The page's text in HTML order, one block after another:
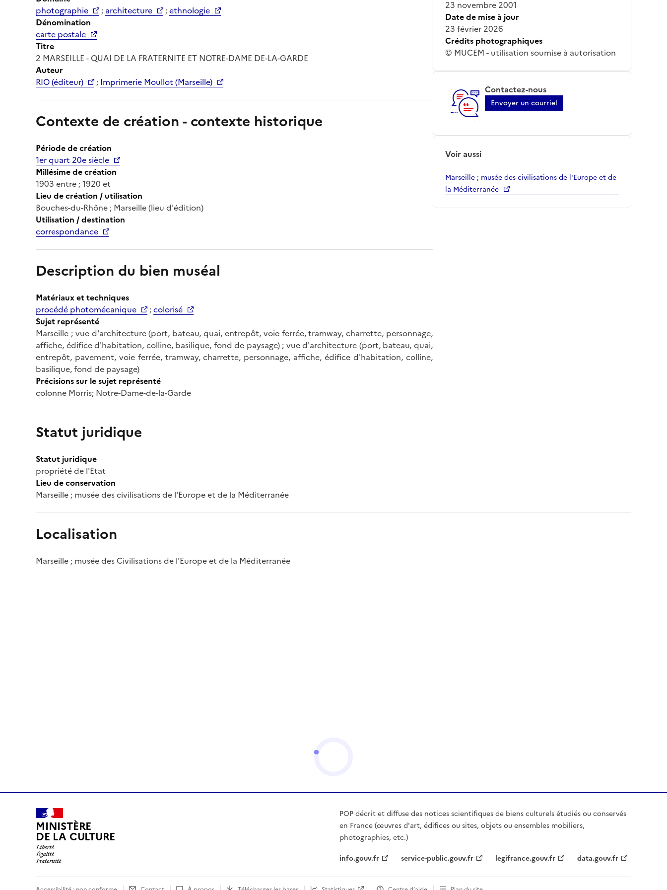
photographie
; architecture ;ethnologie
Dénomination
carte postale
Titre
2 MARSEILLE - QUAI DE LA FRATERNITE ET NOTRE-DAME DE-LA-GARDE
Auteur
RIO (éditeur)
; Imprimerie Moullot (Marseille)
Contexte de création - contexte historique
Période de création
1er quart 20e siècle
Millésime de création
1903 entre ; 1920 et
Lieu de création / utilisation
Bouches-du-Rhône ; Marseille (lieu d'édition)
Utilisation / destination
correspondance
Description du bien muséal
Matériaux et techniques
procédé photomécanique
;colorisé
Sujet représenté
Marseille ; vue d'architecture (port, bateau, quai, entrepôt, voie ferrée, tramway, charrette, personnage,
affiche, édifice d'habitation, colline, basilique, fond de paysage) ; vue d'architecture (port, bateau, quai,
entrepôt, pavement, voie ferrée, tramway, charrette, personnage, affiche, édifice d'habitation, colline,
basilique, fond de paysage)
Précisions sur le sujet représenté
colonne Morris; Notre-Dame-de-la-Garde
Statut juridique
Statut juridique
propriété de l'Etat
Lieu de conservation
Marseille ; musée des civilisations de l'Europe et de la Méditerranée
23 novembre 2001
Date de mise à jour
23 février 2026
Crédits photographiques
© MUCEM - utilisation soumise à autorisation
Contactez-nous
Envoyer un courriel
Voir aussi
Marseille ; musée des civilisations de l'Europe et de
la Méditerranée
Localisation
Marseille ; musée des Civilisations de l'Europe et de la Méditerranée
MINISTÈRE
DE LA CULTURE
POP décrit et diffuse des notices scientifiques de biens culturels étudiés ou conservés
en France (œuvres d'art, édifices ou sites, objets ou ensembles mobiliers,
photographies, etc.)
info.gouv.fr
service-public.gouv.fr legifrance.gouv.fr data.gouv.fr